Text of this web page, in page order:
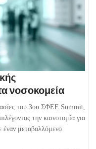
νοσοκομεία
του 3ου ΣΦΕΕ Summit,
την καινοτομία για
έναν μεταβαλλόμενο